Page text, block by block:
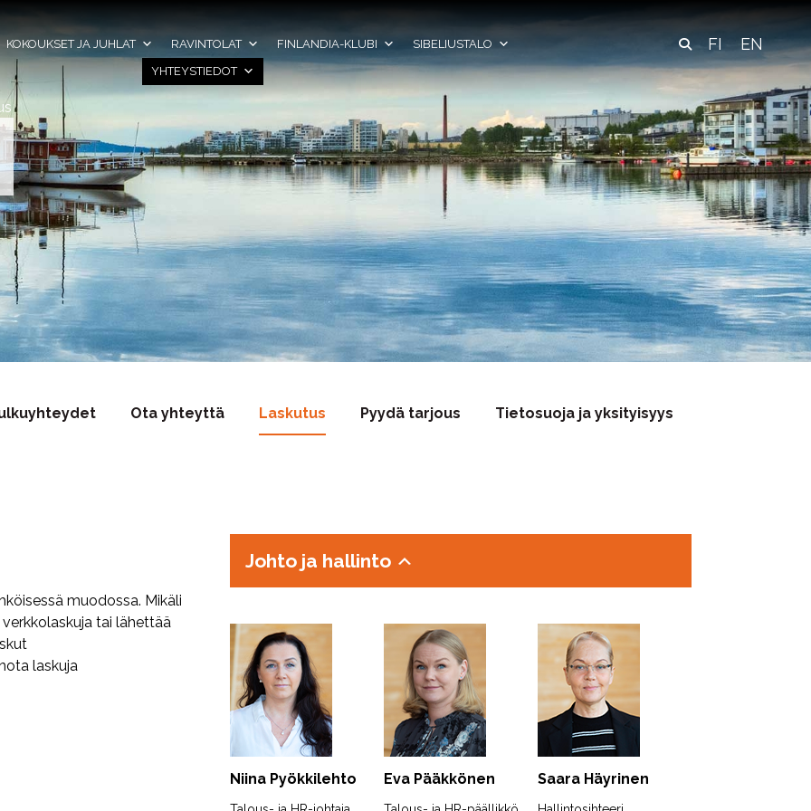
KOKOUKSET JA JUHLAT RAVINTOLAT FINLANDIA-KLUBI
SIBELIUSTALO
YHTEYSTIEDOT
FI EN
Ota yhteyttä Laskutus Pyydä tarjous Tietosuoja ja yksityisyys
muodossa. Mikäli
tai lähettää
laskuja
Johto ja hallinto
Niina Pyökkilehto Eva Pääkkönen Saara Häyrinen